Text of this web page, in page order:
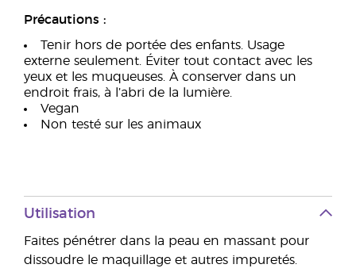
Précautions :
Tenir hors de portée des enfants. Usage
externe seulement. Éviter tout contact avec les
yeux et les muqueuses. À conserver dans un
endroit frais, à l’abri de la lumière.
Vegan
Non testé sur les animaux
Utilisation
Faites pénétrer dans la peau en massant pour
dissoudre le maquillage et autres impuretés.